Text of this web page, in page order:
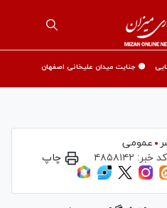
🟡 جنایت میدان علیخانی اصفهان
عمومی
کد خبر: ۴۸۵۸۱۴۲ چاپ